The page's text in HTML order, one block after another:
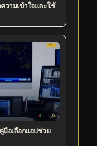
วามเข้าใจและใช้
เลือกแอปช่วย